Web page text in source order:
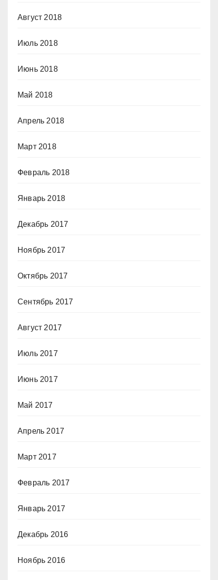
Август 2018
Июль 2018
Июнь 2018
Май 2018
Апрель 2018
Март 2018
Февраль 2018
Январь 2018
Декабрь 2017
Ноябрь 2017
Октябрь 2017
Сентябрь 2017
Август 2017
Июль 2017
Июнь 2017
Май 2017
Апрель 2017
Март 2017
Февраль 2017
Январь 2017
Декабрь 2016
Ноябрь 2016